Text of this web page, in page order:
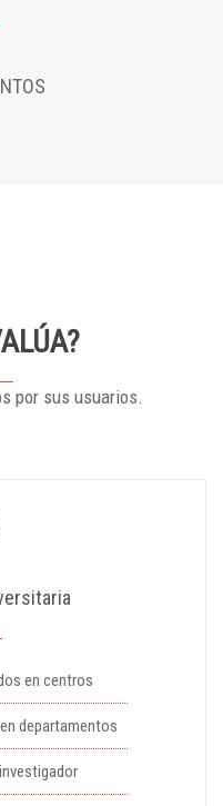
por sus usuarios.
en centros
departamentos